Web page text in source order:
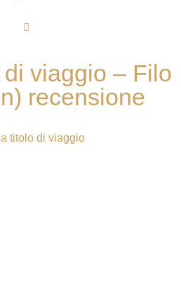
viaggio – Filo
recensione